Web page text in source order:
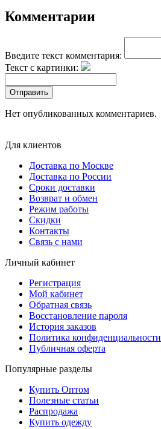
Комментарии
Введите текст комментария:
Текст с картинки:
Отправить
Нет опубликованных комментариев.
Для клиентов
Доставка по Москве
Доставка по России
Сроки доставки
Возврат и обмен
Режим работы
Скидки
Контакты
Связь с нами
Личный кабинет
Регистрация
Мой кабинет
Обратная связь
Восстановление пароля
История заказов
Политика конфиденциальности
Публичная оферта
Популярные разделы
Купить Оптом
Полезные статьи
Распродажа
Купить одежду